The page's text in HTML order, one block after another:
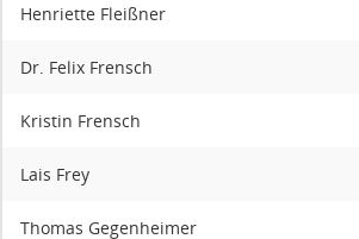
Henriette Fleißner
Dr. Felix Frensch
Kristin Frensch
Lais Frey
Thomas Gegenheimer